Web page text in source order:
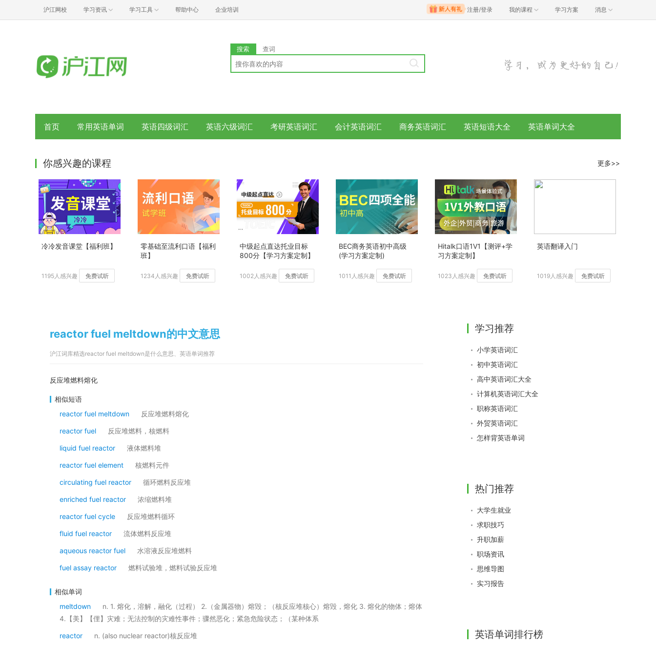
沪江网校 学习资讯 学习工具 帮助中心 企业培训 注册/登录 我的课程 学习方案 消息
搜索 查词
首页 常用英语单词 英语四级词汇 英语六级词汇 考研英语词汇 会计英语词汇 商务英语词汇 英语短语大全 英语单词大全
你感兴趣的课程 更多>>
冷冷发音课堂【福利班】
1195人感兴趣 免费试听
零基础至流利口语【福利
班】
1234人感兴趣 免费试听
中级起点直达托业目标
800分【学习方案定制】
1002人感兴趣 免费试听
BEC商务英语初中高级
(学习方案定制)
1011人感兴趣 免费试听
Hitalk口语1V1【测评+学
习方案定制】
1023人感兴趣 免费试听
英语翻译入门
1019人感兴趣 免费试听
reactor fuel meltdown的中文意思
沪江词库精选reactor fuel meltdown是什么意思、英语单词推荐
反应堆燃料熔化
相似短语
reactor fuel meltdown
反应堆燃料熔化
reactor fuel 反应堆燃料，核燃料
liquid fuel reactor 液体燃料堆
reactor fuel element 核燃料元件
circulating fuel reactor 循环燃料反应堆
enriched fuel reactor 浓缩燃料堆
reactor fuel cycle 反应堆燃料循环
fluid fuel reactor 流体燃料反应堆
aqueous reactor fuel 水溶液反应堆燃料
fuel assay reactor 燃料试验堆，燃料试验反应堆
相似单词
meltdown
n. 1. 熔化，溶解，融化（过程） 2.（金属器物）熔毁；（核反应堆核心）熔毁，熔化 3. 熔化的物体；熔体
4.【美】【俚】灾难；无法控制的灾难性事件；骤然恶化；紧急危险状态；（某种体系
reactor n. (also nuclear reactor)核反应堆
学习推荐
小学英语词汇
初中英语词汇
高中英语词汇大全
计算机英语词汇大全
职称英语词汇
外贸英语词汇
怎样背英语单词
热门推荐
大学生就业
求职技巧
升职加薪
职场资讯
思维导图
实习报告
英语单词排行榜